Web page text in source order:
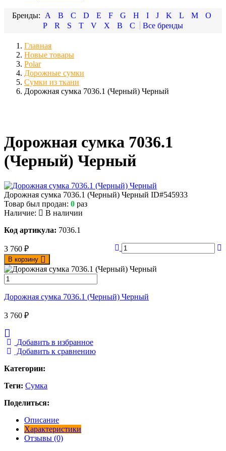
A B C D E F G H I J K L M
O
P
R S T V X В С
Главная
Новые товары
Polar
Дорожные сумки
Сумки из ткани
Дорожная сумка 7036.1 (Черный) Черный
Дорожная сумка 7036.1
(Черный) Черный
Дорожная сумка 7036.1 (Черный) Черный ID#545933
Товар был продан: 0 раз
Наличие:
В наличии
Код артикула: 7036.1
3 760 ₽
В корзину
Дорожная сумка 7036.1 (Черный) Черный
3 760 ₽
Добавить в избранное
Добавить к сравнению
Категории:
Теги: Сумка
Поделиться:
Описание
Характеристики
Отзывы (0)